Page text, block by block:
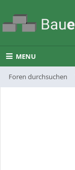
MENU
Foren durchsuchen